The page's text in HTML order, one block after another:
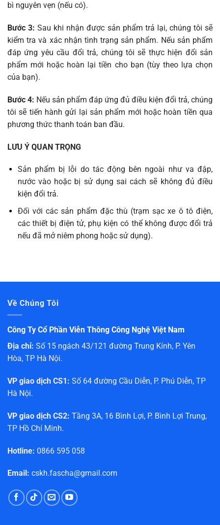
bì nguyên vẹn (nếu có).
Bước 3: Sau khi nhận được sản phẩm trả lại, chúng tôi sẽ
kiểm tra và xác nhận tình trạng sản phẩm. Nếu sản phẩm
đáp ứng yêu cầu đổi trả, chúng tôi sẽ thực hiện đổi sản
phẩm mới hoặc hoàn lại tiền cho bạn (tùy theo lựa chọn
của bạn).
Bước 4: Nếu sản phẩm đáp ứng đủ điều kiện đổi trả, chúng
tôi sẽ tiến hành gửi lại sản phẩm mới hoặc hoàn tiền qua
phương thức thanh toán ban đầu.
LƯU Ý QUAN TRỌNG
Sản phẩm bị lỗi do tác động bên ngoài như va đập,
nước vào hoặc bị sử dụng sai cách sẽ không đủ điều
kiện đổi trả.
Đối với các sản phẩm đặc thù (trạm sạc xe ô tô điện,
các thiết bị điện tử, phụ kiện có thể không được đổi trả
nếu đã mở niêm phong hoặc sử dụng).
Về Chúng Tôi
Công Ty Cổ Phần Viễn Thông Công Nghệ Việt Nam
Địa chỉ: Số 15 ngách 43/121 đường Trung Kính, P. Yên
Hòa, TP Hà Nội.
VP giao dịch CS1: Số 64 đường Cầu Diễn, P. Phú Diễn, TP
Hà Nội.
VP giao dịch CS2: Tầng 3A, 16 Bình Lợi, P. Bình Lợi Trung,
TP Hồ Chí Minh.
Hotline: 0866 595 058
Email: cskh.fascha@gmail.com